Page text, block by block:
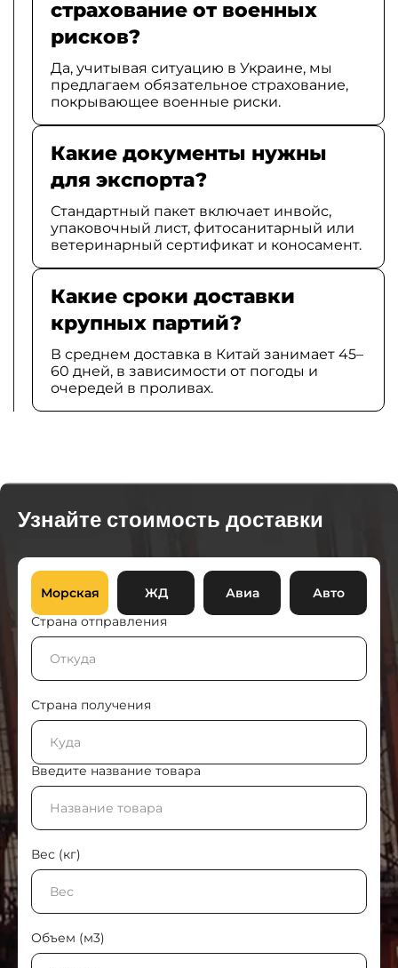
страхование от военных
рисков?
Да, учитывая ситуацию в Украине, мы
предлагаем обязательное страхование,
покрывающее военные риски.
Какие документы нужны
для экспорта?
Стандартный пакет включает инвойс,
упаковочный лист, фитосанитарный или
ветеринарный сертификат и коносамент.
Какие сроки доставки
крупных партий?
В среднем доставка в Китай занимает 45–
60 дней, в зависимости от погоды и
очередей в проливах.
Узнайте стоимость доставки
Морская ЖД Авиа
Авто
Страна отправления
Страна получения
Введите название товара
Вес (кг)
Объем (м3)